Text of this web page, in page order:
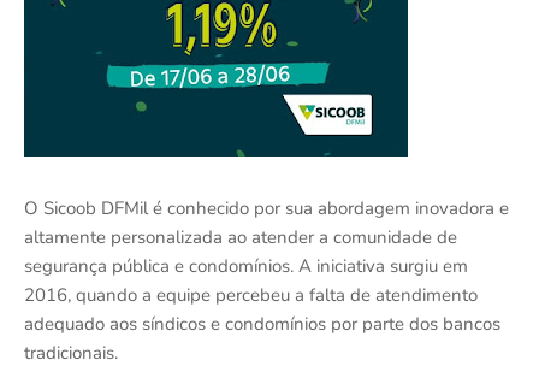
O Sicoob DFMil é conhecido por sua abordagem inovadora e
altamente personalizada ao atender a comunidade de
segurança pública e condomínios. A iniciativa surgiu em
2016, quando a equipe percebeu a falta de atendimento
adequado aos síndicos e condomínios por parte dos bancos
tradicionais.